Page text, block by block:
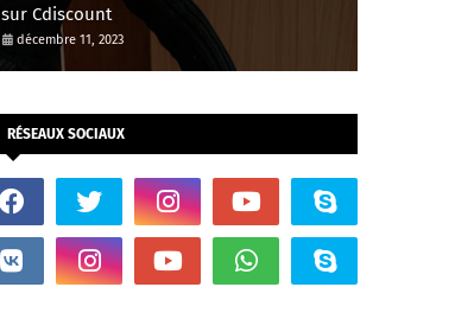
sur Cdiscount
décembre 11, 2023
RÉSEAUX SOCIAUX